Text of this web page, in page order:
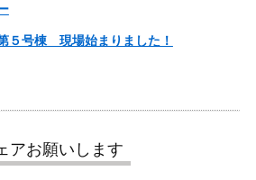
号棟 現場始まりました！
アお願いします